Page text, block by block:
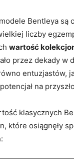
Bentleya są
liczby
wartość
przez dekady w
⁢entuzjastów,
na⁣
klasycznych
które osiągnęły